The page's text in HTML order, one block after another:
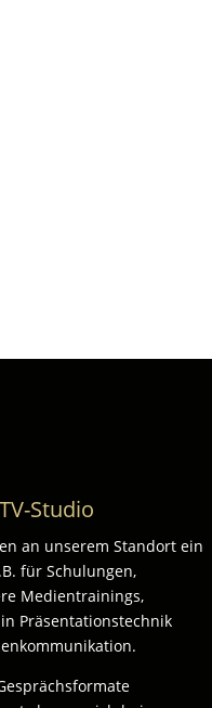
Studio
an unserem Standort ein
für Schulungen,
Medientrainings,
Präsentationstechnik